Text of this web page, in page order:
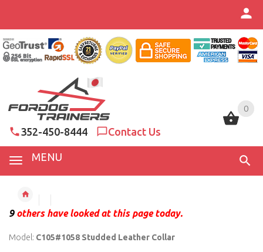
0
352-450-8444 Contact Us
MENU
0
9others have looked at this page today.
Model: C105#1058 Studded Leather Collar